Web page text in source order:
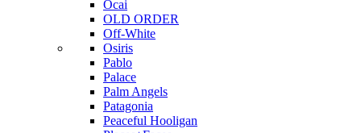
Ocai
OLD ORDER
Off-White
Osiris
Pablo
Palace
Palm Angels
Patagonia
Peaceful Hooligan